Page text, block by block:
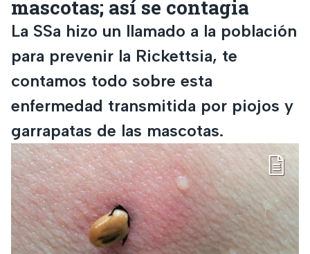
mascotas; así se contagia
La SSa hizo un llamado a la población
para prevenir la Rickettsia, te
contamos todo sobre esta
enfermedad transmitida por piojos y
garrapatas de las mascotas.